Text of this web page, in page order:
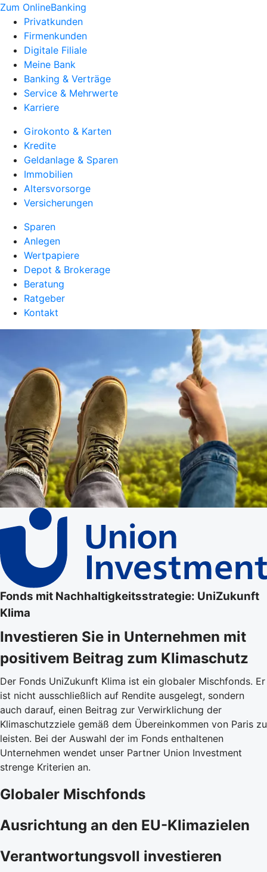
Zum OnlineBanking
Privatkunden
Firmenkunden
Digitale Filiale
Meine Bank
Banking & Verträge
Service & Mehrwerte
Karriere
Girokonto & Karten
Kredite
Geldanlage & Sparen
Immobilien
Altersvorsorge
Versicherungen
Sparen
Anlegen
Wertpapiere
Depot & Brokerage
Beratung
Ratgeber
Kontakt
Fonds mit Nachhaltigkeitsstrategie: UniZukunft
Klima
Investieren Sie in Unternehmen mit
positivem Beitrag zum Klimaschutz
Der Fonds UniZukunft Klima ist ein globaler Mischfonds. Er
ist nicht ausschließlich auf Rendite ausgelegt, sondern
auch darauf, einen Beitrag zur Verwirklichung der
Klimaschutzziele gemäß dem Übereinkommen von Paris zu
leisten. Bei der Auswahl der im Fonds enthaltenen
Unternehmen wendet unser Partner Union Investment
strenge Kriterien an.
Globaler Mischfonds
Ausrichtung an den EU-Klimazielen
Verantwortungsvoll investieren